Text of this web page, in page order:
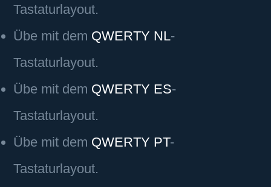
Tastaturlayout.
Übe mit dem QWERTY NL-
Tastaturlayout.
Übe mit dem QWERTY ES-
Tastaturlayout.
Übe mit dem QWERTY PT-
Tastaturlayout.